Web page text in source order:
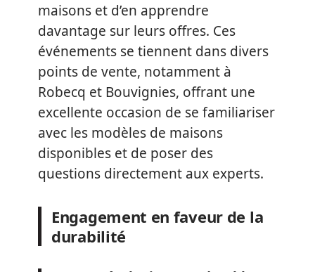
maisons et d’en apprendre
davantage sur leurs offres. Ces
événements se tiennent dans divers
points de vente, notamment à
Robecq et Bouvignies, offrant une
excellente occasion de se familiariser
avec les modèles de maisons
disponibles et de poser des
questions directement aux experts.
Engagement en faveur de la
durabilité